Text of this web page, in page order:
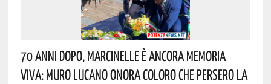
70 Anni Dopo, Marcinelle È Ancora Memoria
Viva: Muro Lucano Onora Coloro Che Persero La